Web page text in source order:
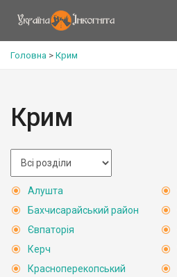
Головна > Крим
Крим
Алушта
Бахчисарайський район
Євпаторія
Керч
Красноперекопський